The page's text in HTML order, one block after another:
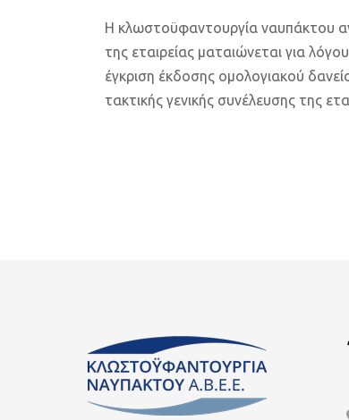
Η κλωστοϋφαντουργία ναυπάκτου
της εταιρείας ματαιώνεται για
έγκριση έκδοσης ομολογιακού
τακτικής γενικής συνέλευσης της